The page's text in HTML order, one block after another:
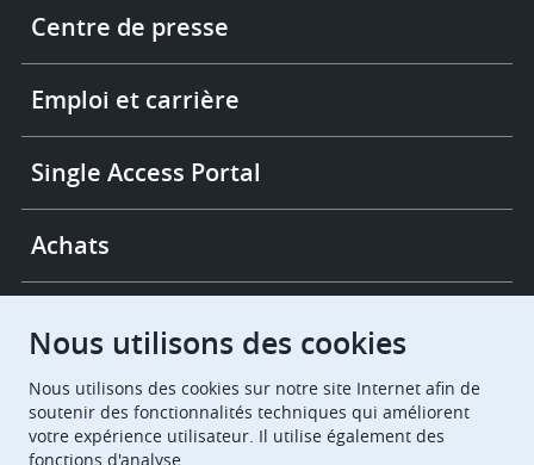
More
links
Centre de presse
Emploi et carrière
Single Access Portal
Achats
European Patent Office EPO Jobs
Nous utilisons des cookies
Nous utilisons des cookies sur notre site Internet afin de
soutenir des fonctionnalités techniques qui améliorent
votre expérience utilisateur. Il utilise également des
fonctions d'analyse.